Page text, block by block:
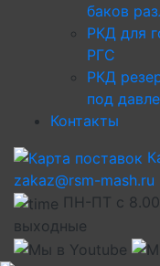
баков
РКД для
РГС
РКД
под
Контакты
zakaz@rsm-mash.ru
ПН-ПТ с
выходные